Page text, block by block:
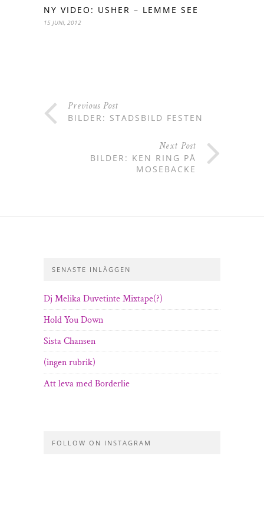
NY VIDEO: USHER – LEMME SEE
15 JUNI, 2012
Previous Post
BILDER: STADSBILD FESTEN
Next Post
BILDER: KEN RING PÅ
MOSEBACKE
SENASTE INLÄGGEN
Dj Melika Duvetinte Mixtape(?)
Hold You Down
Sista Chansen
(ingen rubrik)
Att leva med Borderlie
FOLLOW ON INSTAGRAM